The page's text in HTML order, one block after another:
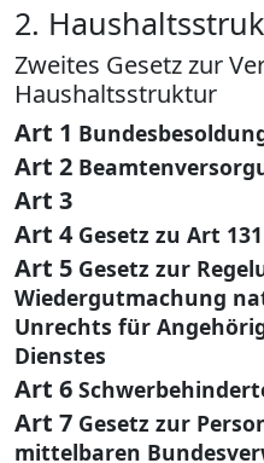
2.
Zweites Gesetz zur
Haushaltsstruktur
Art 1
Art 2
Art 3
Art 4 Gesetz zu Art
Art 5 Gesetz zur
Wiedergutmachung
Unrechts für
Dienstes
Art 6
Art 7 Gesetz zur
mittelbaren